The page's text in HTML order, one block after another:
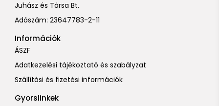
Juhász és Társa Bt.
Adószám: 23647783-2-11
Információk
ÁSZF
Adatkezelési tájékoztató és szabályzat
Szállítási és fizetési információk
Gyorslinkek